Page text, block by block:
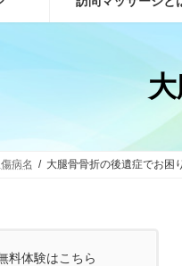
病名 大腿骨骨折の後遺症でお困
料体験はこちら